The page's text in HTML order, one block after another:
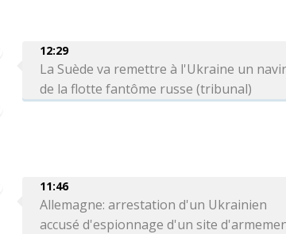
12:29
La Suède va remettre à l'Ukraine un
de la flotte fantôme russe (tribunal)
11:46
Allemagne: arrestation d'un Ukrainien
accusé d'espionnage d'un site